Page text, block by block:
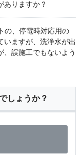
ありますか？
の、停電時対応用の
いますが、洗浄水が出
、誤施工でもないよう
しょうか？